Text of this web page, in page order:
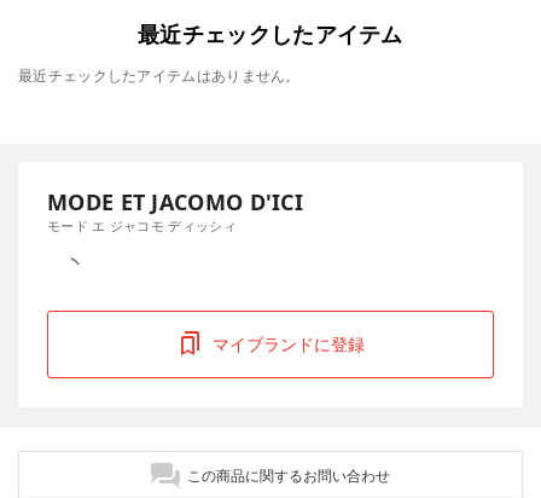
最近チェックしたアイテム
最近チェックしたアイテムはありません。
MODE ET JACOMO D'ICI
モード エ ジャコモ ディッシィ
マイブランドに登録
この商品に関するお問い合わせ